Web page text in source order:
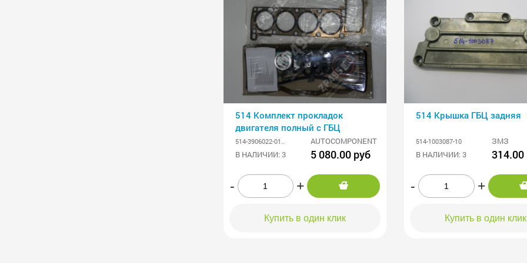
514 Комплект прокладок
двигателя полный с ГБЦ
514-3906022-01..
AUTOCOMPONENT
В НАЛИЧИИ: 3
5 080.00 руб
- +
Купить в один клик
514 Крышка ГБЦ задняя
514-1003087-10
ЗМЗ
В НАЛИЧИИ: 3
314.00
- +
Купить в один клик